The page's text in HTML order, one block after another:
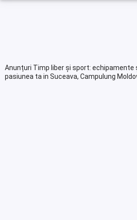
Anunțuri Timp liber și sport: echipamente
pasiunea ta in Suceava, Campulung